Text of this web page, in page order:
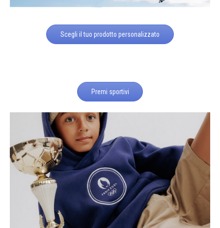
Scegli il tuo prodotto personalizzato
Premi sportivi